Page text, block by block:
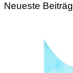
Neueste